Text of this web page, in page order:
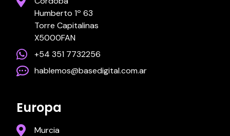
Humberto 1º 63
Torre Capitalinas
X5000FAN
+54 351 7732256
hablemos@basedigital.com.ar
Europa
Murcia